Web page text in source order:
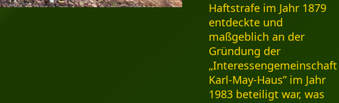
Haftstrafe im Jahr 1879
entdeckte und
maßgeblich an der
Gründung der
„Interessengemeinschaft
Karl-May-Haus” im Jahr
1983 beteiligt war, was